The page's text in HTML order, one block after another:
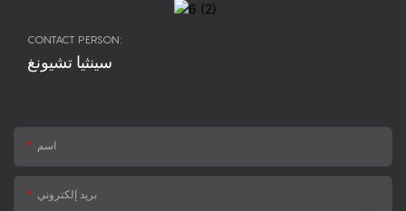
CONTACT PERSON:
سينثيا تشيونغ
اسم
بريد إلكتروني